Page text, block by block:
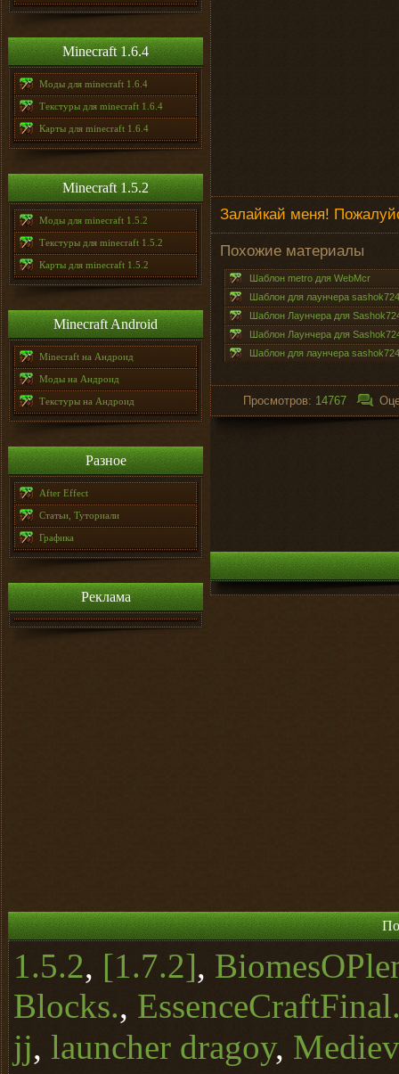
Minecraft 1.6.4
Моды для minecraft 1.6.4
Текстуры для minecraft 1.6.4
Карты для minecraft 1.6.4
Minecraft 1.5.2
Моды для minecraft 1.5.2
Текстуры для minecraft 1.5.2
Карты для minecraft 1.5.2
Minecraft Android
Minecraft на Андроид
Моды на Андроид
Текстуры на Андроид
Разное
After Effect
Статьи, Туториали
Графика
Реклама
Залайкай меня!
Похожие материалы
Шаблон metro для WebMcr
Шаблон для лаунчера sashok724
Шаблон Лаунчера для
Шаблон Лаунчера для
Шаблон для лаунчера
Просмотров: 14767
1.5.2, [1.7.2],
Blocks.,
jj, launcher dragoy,